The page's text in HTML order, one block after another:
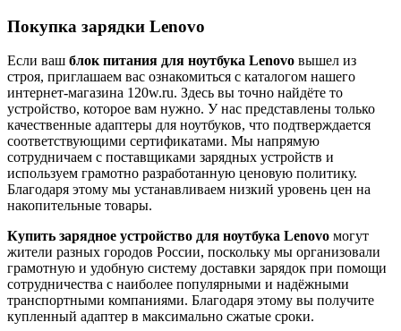
Покупка зарядки Lenovo
Если ваш блок питания для ноутбука Lenovo вышел из
строя, приглашаем вас ознакомиться с каталогом нашего
интернет-магазина 120w.ru. Здесь вы точно найдёте то
устройство, которое вам нужно. У нас представлены только
качественные адаптеры для ноутбуков, что подтверждается
соответствующими сертификатами. Мы напрямую
сотрудничаем с поставщиками зарядных устройств и
используем грамотно разработанную ценовую политику.
Благодаря этому мы устанавливаем низкий уровень цен на
накопительные товары.
Купить зарядное устройство для ноутбука Lenovo могут
жители разных городов России, поскольку мы организовали
грамотную и удобную систему доставки зарядок при помощи
сотрудничества с наиболее популярными и надёжными
транспортными компаниями. Благодаря этому вы получите
купленный адаптер в максимально сжатые сроки.